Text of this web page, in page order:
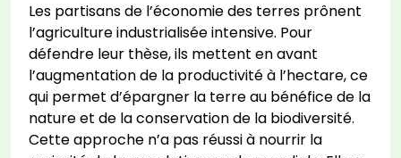
Les partisans de l’économie des terres prônent
l’agriculture industrialisée intensive. Pour
défendre leur thèse, ils mettent en avant
l’augmentation de la productivité à l’hectare, ce
qui permet d’épargner la terre au bénéfice de la
nature et de la conservation de la biodiversité.
Cette approche n’a pas réussi à nourrir la